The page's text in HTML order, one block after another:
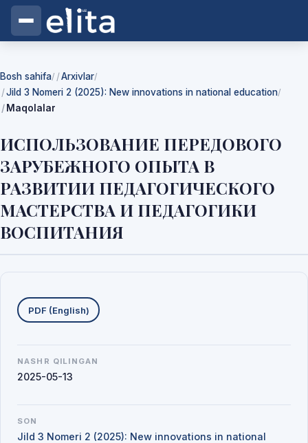
Bosh sahifa/ Arxivlar/
Jild 3 Nomeri 2 (2025): New innovations in national education/
Maqolalar
ИСПОЛЬЗОВАНИЕ ПЕРЕДОВОГО
ЗАРУБЕЖНОГО ОПЫТА В
РАЗВИТИИ ПЕДАГОГИЧЕСКОГО
МАСТЕРСТВА И ПЕДАГОГИКИ
ВОСПИТАНИЯ
Yuklab olishlar
PDF (English)
NASHR QILINGAN
2025-05-13
SON
Jild 3 Nomeri 2 (2025): New innovations in national